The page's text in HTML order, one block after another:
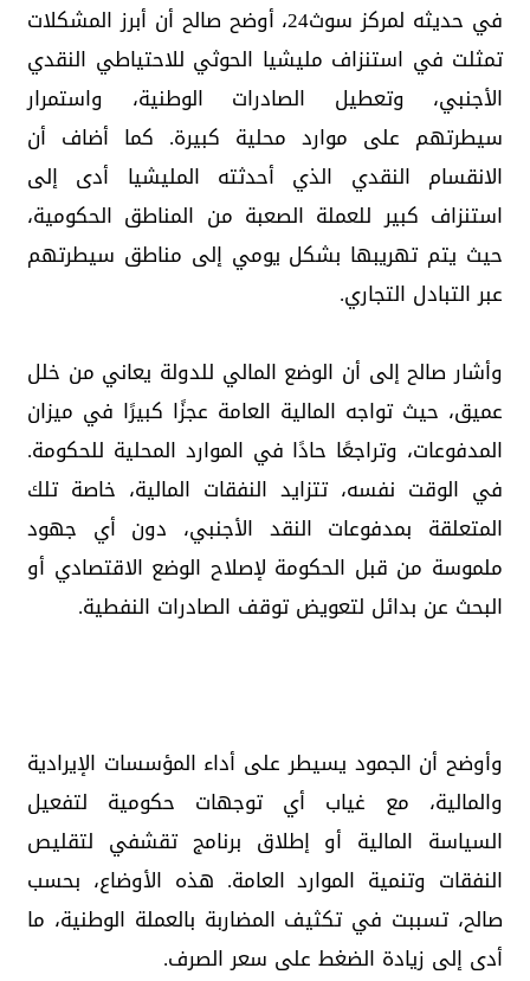
في حديثه لمركز سوث24، أوضح صالح أن أبرز المشكلات
تمثلت في استنزاف مليشيا الحوثي للاحتياطي النقدي
الأجنبي، وتعطيل الصادرات الوطنية، واستمرار
سيطرتهم على موارد محلية كبيرة. كما أضاف أن
الانقسام النقدي الذي أحدثته المليشيا أدى إلى
استنزاف كبير للعملة الصعبة من المناطق الحكومية،
حيث يتم تهريبها بشكل يومي إلى مناطق سيطرتهم
عبر التبادل التجاري.
وأشار صالح إلى أن الوضع المالي للدولة يعاني من خلل
عميق، حيث تواجه المالية العامة عجزًا كبيرًا في ميزان
المدفوعات، وتراجعًا حادًا في الموارد المحلية للحكومة.
في الوقت نفسه، تتزايد النفقات المالية، خاصة تلك
المتعلقة بمدفوعات النقد الأجنبي، دون أي جهود
ملموسة من قبل الحكومة لإصلاح الوضع الاقتصادي أو
البحث عن بدائل لتعويض توقف الصادرات النفطية.
وأوضح أن الجمود يسيطر على أداء المؤسسات الإيرادية
والمالية، مع غياب أي توجهات حكومية لتفعيل
السياسة المالية أو إطلاق برنامج تقشفي لتقليص
النفقات وتنمية الموارد العامة. هذه الأوضاع، بحسب
صالح، تسببت في تكثيف المضاربة بالعملة الوطنية، ما
أدى إلى زيادة الضغط على سعر الصرف.